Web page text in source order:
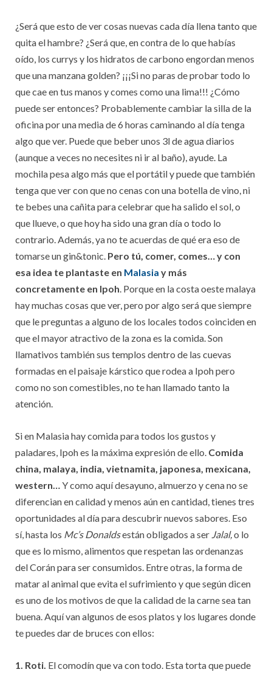
¿Será que esto de ver cosas nuevas cada día llena tanto que
quita el hambre? ¿Será que, en contra de lo que habías
oído, los currys y los hidratos de carbono engordan menos
que una manzana golden? ¡¡¡Si no paras de probar todo lo
que cae en tus manos y comes como una lima!!! ¿Cómo
puede ser entonces? Probablemente cambiar la silla de la
oficina por una media de 6 horas caminando al día tenga
algo que ver. Puede que beber unos 3l de agua diarios
(aunque a veces no necesites ni ir al baño), ayude. La
mochila pesa algo más que el portátil y puede que también
tenga que ver con que no cenas con una botella de vino, ni
te bebes una cañita para celebrar que ha salido el sol, o
que llueve, o que hoy ha sido una gran día o todo lo
contrario. Además, ya no te acuerdas de qué era eso de
tomarse un gin&tonic. Pero tú, comer, comes… y con
esa idea te plantaste en Malasia y más
concretamente en Ipoh. Porque en la costa oeste malaya
hay muchas cosas que ver, pero por algo será que siempre
que le preguntas a alguno de los locales todos coinciden en
que el mayor atractivo de la zona es la comida. Son
llamativos también sus templos dentro de las cuevas
formadas en el paisaje kárstico que rodea a Ipoh pero
como no son comestibles, no te han llamado tanto la
atención.
Si en Malasia hay comida para todos los gustos y
paladares, Ipoh es la máxima expresión de ello. Comida
china, malaya, india, vietnamita, japonesa, mexicana,
western…Y como aquí desayuno, almuerzo y cena no se
diferencian en calidad y menos aún en cantidad, tienes tres
oportunidades al día para descubrir nuevos sabores. Eso
sí, hasta los Mc’s Donaldsestán obligados a ser Jalal,o lo
que es lo mismo, alimentos que respetan las ordenanzas
del Corán para ser consumidos. Entre otras, la forma de
matar al animal que evita el sufrimiento y que según dicen
es uno de los motivos de que la calidad de la carne sea tan
buena. Aquí van algunos de esos platos y los lugares donde
te puedes dar de bruces con ellos:
1. Roti. El comodín que va con todo. Esta torta que puede